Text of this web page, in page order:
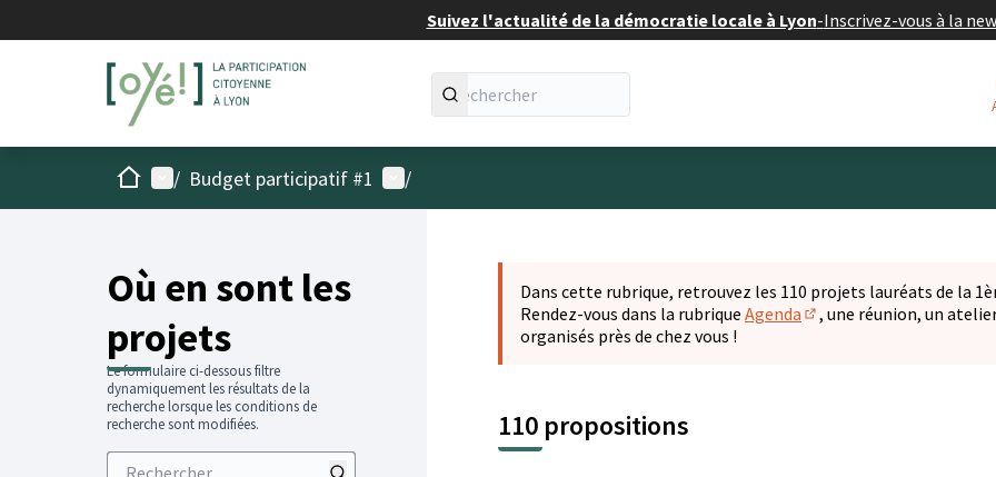
Suivez l'actualité de la démocratie locale à Lyon-Inscrivez-vous à la
AccueilMenu principal
/ Budget participatif #1 Menu utilisateur
/
Où en sont les
projets
Le formulaire ci-dessous filtre
dynamiquement les résultats de la
recherche lorsque les conditions de
recherche sont modifiées.
Dans cette rubrique, retrouvez les 110 projets lauréats de la
Rendez-vous dans la rubrique Agenda
(S'ouvre dans un nouvel
, une réunion, un
organisés près de chez vous !
110 propositions